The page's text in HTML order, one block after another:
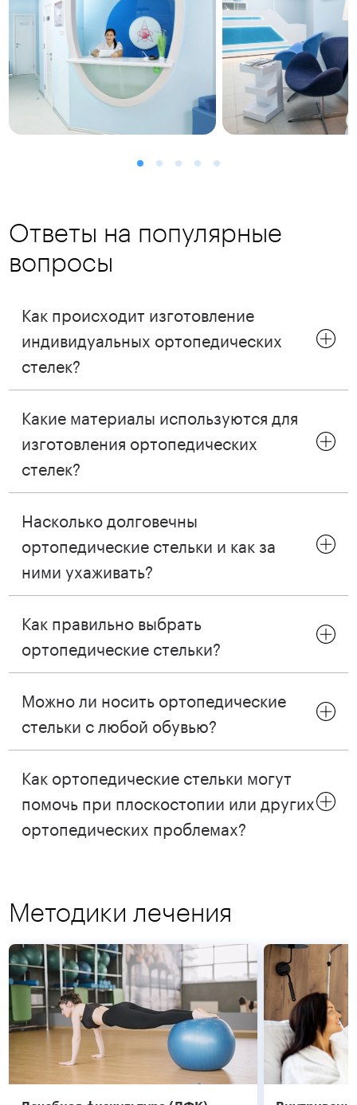
Ответы на популярные
вопросы
Как происходит изготовление
индивидуальных ортопедических
стелек?
Какие материалы используются для
изготовления ортопедических
стелек?
Насколько долговечны
ортопедические стельки и как за
ними ухаживать?
Как правильно выбрать
ортопедические стельки?
Можно ли носить ортопедические
стельки с любой обувью?
Как ортопедические стельки могут
помочь при плоскостопии или других
ортопедических проблемах?
Методики лечения